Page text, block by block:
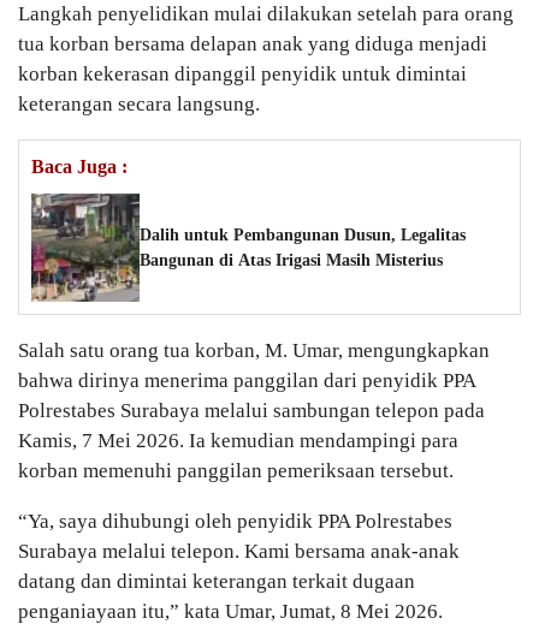
Langkah penyelidikan mulai dilakukan setelah para orang
tua korban bersama delapan anak yang diduga menjadi
korban kekerasan dipanggil penyidik untuk dimintai
keterangan secara langsung.
Baca Juga :
Dalih untuk Pembangunan Dusun, Legalitas
Bangunan di Atas Irigasi Masih Misterius
Salah satu orang tua korban, M. Umar, mengungkapkan
bahwa dirinya menerima panggilan dari penyidik PPA
Polrestabes Surabaya melalui sambungan telepon pada
Kamis, 7 Mei 2026. Ia kemudian mendampingi para
korban memenuhi panggilan pemeriksaan tersebut.
“Ya, saya dihubungi oleh penyidik PPA Polrestabes
Surabaya melalui telepon. Kami bersama anak-anak
datang dan dimintai keterangan terkait dugaan
penganiayaan itu,” kata Umar, Jumat, 8 Mei 2026.